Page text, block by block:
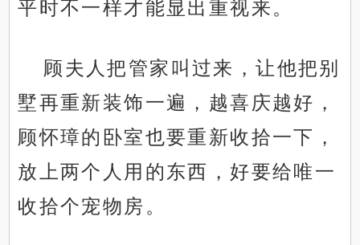
平时不一样才能显出重视来。
顾夫人把管家叫过来，让他把别
墅再重新装饰一遍，越喜庆越好，
顾怀璋的卧室也要重新收拾一下，
放上两个人用的东西，好要给唯一
收拾个宠物房。